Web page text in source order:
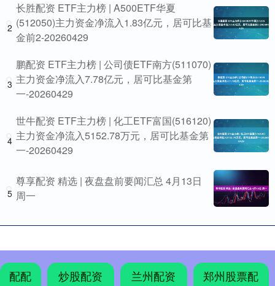
2
长胜配资 ETF主力榜 | A500ETF华夏
(512050)主力资金净流入1.83亿元，居可比基
金前2-20260429
3
鹏配资 ETF主力榜 | 公司债ETF南方(511070)
主力资金净流入7.78亿元，居可比基金第
一-20260429
4
世牛配资 ETF主力榜 | 化工ETF富国(516120)
主力资金净流入5152.78万元，居可比基金第
一-20260429
5
尊享配资 精选 | 夜盘盘前要闻汇总 4月13日
周一
配配
炒股配资
兰州配资
郑州股票配